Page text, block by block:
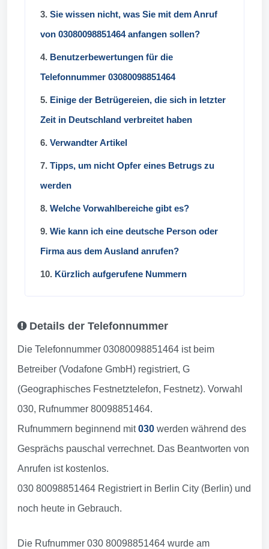
3. Sie wissen nicht, was Sie mit dem Anruf
von 03080098851464 anfangen sollen?
4. Benutzerbewertungen für die
Telefonnummer 03080098851464
5. Einige der Betrügereien, die sich in letzter
Zeit in Deutschland verbreitet haben
6. Verwandter Artikel
7. Tipps, um nicht Opfer eines Betrugs zu
werden
8. Welche Vorwahlbereiche gibt es?
9. Wie kann ich eine deutsche Person oder
Firma aus dem Ausland anrufen?
10. Kürzlich aufgerufene Nummern
Details der Telefonnummer
Die Telefonnummer 03080098851464 ist beim
Betreiber (Vodafone GmbH) registriert, G
(Geographisches Festnetztelefon, Festnetz). Vorwahl
030, Rufnummer 80098851464.
Rufnummern beginnend mit030 werden während des
Gesprächs pauschal verrechnet. Das Beantworten von
Anrufen ist kostenlos.
030 80098851464 Registriert in Berlin City (Berlin) und
noch heute in Gebrauch.
Die Rufnummer 030 80098851464 wurde am